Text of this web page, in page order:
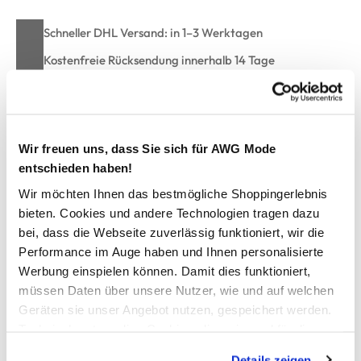
Wir freuen uns, dass Sie sich für AWG Mode
entschieden haben!
Wir möchten Ihnen das bestmögliche Shoppingerlebnis
bieten. Cookies und andere Technologien tragen dazu
bei, dass die Webseite zuverlässig funktioniert, wir die
Performance im Auge haben und Ihnen personalisierte
Werbung einspielen können. Damit dies funktioniert,
müssen Daten über unsere Nutzer, wie und auf welchen
Geräten sie unser Angebot nutzen, gespeichert werden.
Schneller DHL Versand: in 1–3 Werktagen
Kostenfreie Rücksendung innerhalb 14 Tage
Kostenlose Filiallieferung in Ihre Wunschfiliale
Zur Wunschliste hinzufügen
Jungen Basic Sweatshorts
Lässige Jungen Sweatshorts von Tom Tailor
Loose Fit mit elastischem Bund und praktischem Kordelzug
Mittlere Bundhöhe für einen entspannten Sitz
Praktische Eingrifftaschen an den Seiten